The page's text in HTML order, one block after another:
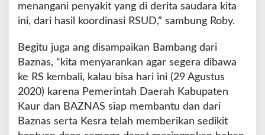
u
menangani penyakit yang di derita saudara kita
ini, dari hasil koordinasi RSUD,” sambung Roby.
Begitu juga ang disampaikan Bambang dari
Baznas, “kita menyarankan agar segera dibawa
ke RS kembali, kalau bisa hari ini (29 Agustus
2020) karena Pemerintah Daerah Kabupaten
Kaur dan BAZNAS siap membantu dan dari
Baznas serta Kesra telah memberikan sedikit